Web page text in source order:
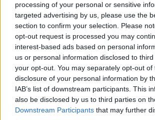
processing of your personal or sensitive
targeted advertising by us, please use the
section to confirm your selection. Please
opt-out request is processed you may
interest-based ads based on personal
us or personal information disclosed to
your opt-out. You may separately opt-out of
disclosure of your personal information by
IAB’s list of downstream participants. This
also be disclosed by us to third parties on
Downstream Participants that may further
Mentsünk virágot!
Megyeri Szabolcs•2012. február 27.
Mint minden évben idén is eljött a
lomtalanítás ideje. Ez főként a
de vidéken is találhatunk utcára
amelyek sokszor még szerető és értő
tudnak menteni. A Facebook
kérdés érkezett…